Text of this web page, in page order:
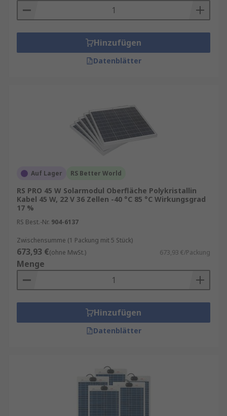
Hinzufügen
Datenblätter
Auf Lager RS Better World
RS PRO 45 W Solarmodul Oberfläche Polykristallin
Kabel 45 W, 22 V 36 Zellen -40 °C 85 °C Wirkungsgrad
17 %
RS Best.-Nr. 904-6137
Zwischensumme (1 Packung mit 5 Stück)
673,93 €(ohne MwSt.) 673,93 €/Packung
Menge
Hinzufügen
Datenblätter